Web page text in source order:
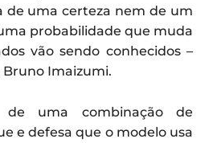
de uma certeza nem de um
probabilidade que muda
vão sendo conhecidos –
Imaizumi.
uma combinação de
e defesa que o modelo usa